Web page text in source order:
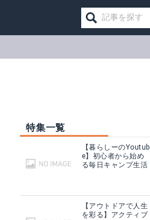
特集一覧
【暮らしーのYoutub
e】初心者から始め
る毎日キャンプ生活
【アウトドアで人生
を彩る】アクティブ